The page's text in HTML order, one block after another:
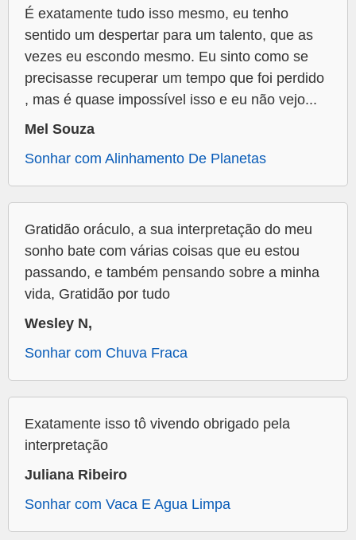
É exatamente tudo isso mesmo, eu tenho
sentido um despertar para um talento, que as
vezes eu escondo mesmo. Eu sinto como se
precisasse recuperar um tempo que foi perdido
, mas é quase impossível isso e eu não vejo...
Mel Souza
Sonhar com Alinhamento De Planetas
Gratidão oráculo, a sua interpretação do meu
sonho bate com várias coisas que eu estou
passando, e também pensando sobre a minha
vida, Gratidão por tudo
Wesley N,
Sonhar com Chuva Fraca
Exatamente isso tô vivendo obrigado pela
interpretação
Juliana Ribeiro
Sonhar com Vaca E Agua Limpa